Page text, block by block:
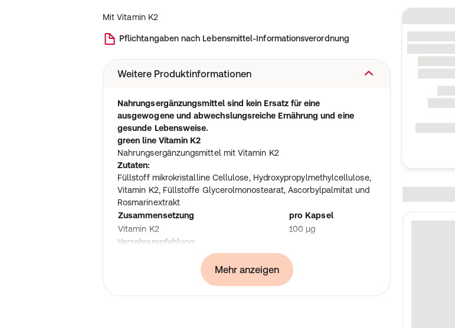
Mit Vitamin K2
Pflichtangaben nach Lebensmittel-Informationsverordnung
Weitere Produktinformationen
Nahrungsergänzungsmittel sind kein Ersatz für eine
ausgewogene und abwechslungsreiche Ernährung und eine
gesunde Lebensweise.
green line Vitamin K2
Nahrungsergänzungsmittel mit Vitamin K2
Zutaten:
Füllstoff mikrokristalline Cellulose, Hydroxypropylmethylcellulose,
Vitamin K2, Füllstoffe Glycerolmonostearat, Ascorbylpalmitat und
Rosmarinextrakt
Zusammensetzung
pro Kapsel
Vitamin K2
100 µg
Verzehrempfehlung:
Die angegebene empfohlene Tagesmenge darf nicht überschritten
Mehr anzeigen